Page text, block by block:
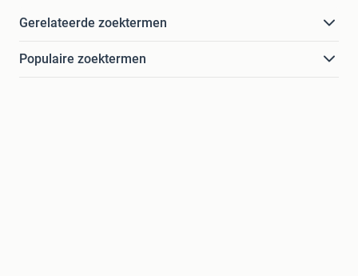
Gerelateerde zoektermen
Populaire zoektermen